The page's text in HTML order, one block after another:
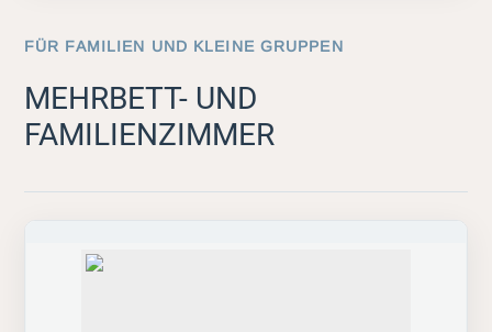
FÜR FAMILIEN UND KLEINE GRUPPEN
MEHRBETT- UND
FAMILIENZIMMER